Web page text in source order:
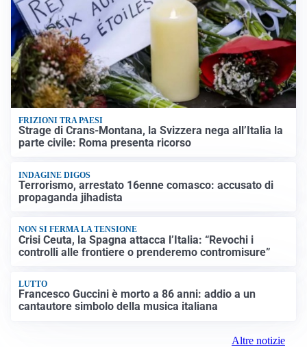
FRIZIONI TRA PAESI
Strage di Crans-Montana, la Svizzera nega all’Italia la
parte civile: Roma presenta ricorso
INDAGINE DIGOS
Terrorismo, arrestato 16enne comasco: accusato di
propaganda jihadista
NON SI FERMA LA TENSIONE
Crisi Ceuta, la Spagna attacca l’Italia: “Revochi i
controlli alle frontiere o prenderemo contromisure”
LUTTO
Francesco Guccini è morto a 86 anni: addio a un
cantautore simbolo della musica italiana
Altre notizie